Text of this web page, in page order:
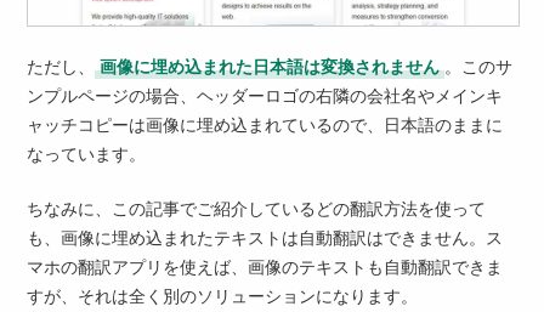
ただし、 画像に埋め込まれた日本語は変換されません 。このサ
ンプルページの場合、ヘッダーロゴの右隣の会社名やメインキ
ャッチコピーは画像に埋め込まれているので、日本語のままに
なっています。
ちなみに、この記事でご紹介しているどの翻訳方法を使って
も、画像に埋め込まれたテキストは自動翻訳はできません。ス
マホの翻訳アプリを使えば、画像のテキストも自動翻訳できま
すが、それは全く別のソリューションになります。